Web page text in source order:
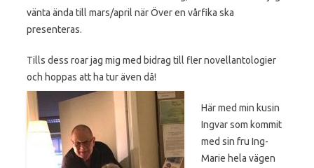
vänta ända till mars/april när Över en vårfika ska
presenteras.
Tills dess roar jag mig med bidrag till fler novellantologier
och hoppas att ha tur även då!
Här med min kusin
Ingvar som kommit
med sin fru Ing-
Marie hela vägen